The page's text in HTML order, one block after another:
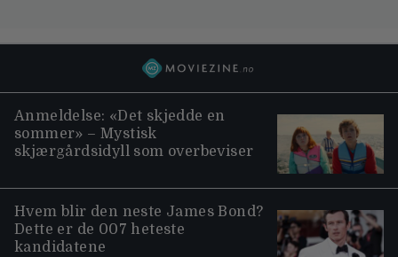
Anmeldelse: «Det skjedde en
sommer» – Mystisk
skjærgårdsidyll som overbeviser
Hvem blir den neste James Bond?
Dette er de 007 heteste
kandidatene